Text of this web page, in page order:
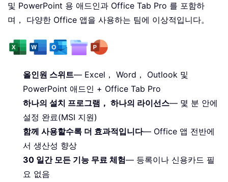
및 PowerPoint 용 애드인과 Office Tab Pro 를 포함하
며， 다양한 Office 앱을 사용하는 팀에 이상적입니다。
올인원 스위트— Excel， Word， Outlook 및
PowerPoint 애드인 + Office Tab Pro
하나의 설치 프로그램， 하나의 라이선스— 몇 분 안에
설정 완료(MSI 지원)
함께 사용할수록 더 효과적입니다— Office 앱 전반에
서 생산성 향상
30 일간 모든 기능 무료 체험— 등록이나 신용카드 필
요 없음